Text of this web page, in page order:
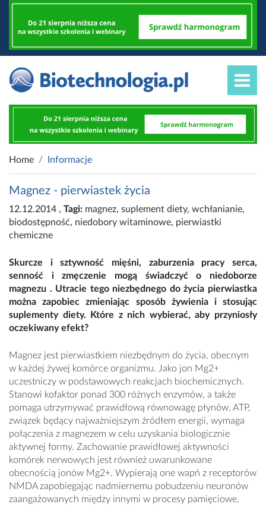
Home Informacje
Magnez - pierwiastek życia
12.12.2014 , Tagi: magnez, suplement diety, wchłanianie,
biodostępność, niedobory witaminowe, pierwiastki
chemiczne
Skurcze i sztywność mięśni, zaburzenia pracy serca,
senność i zmęczenie mogą świadczyć o niedoborze
magnezu . Utracie tego niezbędnego do życia pierwiastka
można zapobiec zmieniając sposób żywienia i stosując
suplementy diety. Które z nich wybierać, aby przyniosły
oczekiwany efekt?
Magnez jest pierwiastkiem niezbędnym do życia, obecnym
w każdej żywej komórce organizmu. Jako jon Mg2+
uczestniczy w podstawowych reakcjach biochemicznych.
Stanowi kofaktor ponad 300 różnych enzymów, a także
pomaga utrzymywać prawidłową równowagę płynów. ATP,
związek będący najważniejszym źródłem energii, wymaga
połączenia z magnezem w celu uzyskania biologicznie
aktywnej formy. Zachowanie prawidłowej aktywności
komórek nerwowych jest również uwarunkowane
obecnością jonów Mg2+. Wypierają one wapń z receptorów
NMDA zapobiegając nadmiernemu pobudzeniu neuronów
zaangażowanych między innymi w procesy pamięciowe.